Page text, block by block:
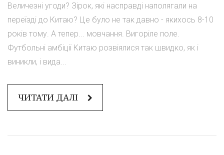
Величезні угоди? Зірок, які насправді наполягали на
переїзді до Китаю? Це було не так давно - якихось 8-10
років тому. А тепер... мовчання. Вигоріле поле.
Футбольні амбіції Китаю розвіялися так швидко, як і
виникли, і вида...
ЧИТАТИ ДАЛІ